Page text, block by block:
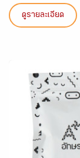
ดูรายละเอียด